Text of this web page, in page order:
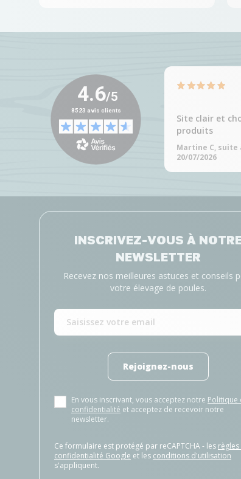
Site clair et
produits
Martine C, suite
20/07/2026
INSCRIVEZ-VOUS À
NEWSLETTER
Recevez nos meilleures astuces et conseils
votre élevage de poules.
Rejoignez-nous
En vous inscrivant, vous acceptez notre Politique
confidentialité et acceptez de recevoir notre
newsletter.
Ce formulaire est protégé par reCAPTCHA - les règles
confidentialité Google et les conditions d'utilisation
s'appliquent.